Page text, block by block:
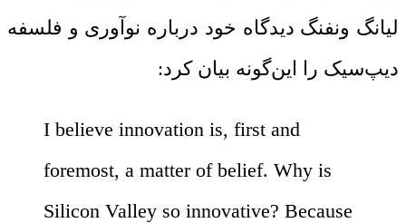
لیانگ ونفنگ دیدگاه خود درباره نوآوری و فلسفه
دیپ‌سیک را این‌گونه بیان کرد:
I believe innovation is, first and
foremost, a matter of belief. Why is
Silicon Valley so innovative? Because